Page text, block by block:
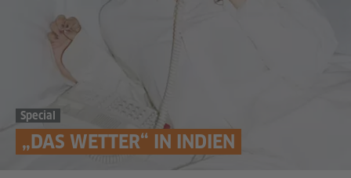
Special
„DAS WETTER“ IN INDIEN